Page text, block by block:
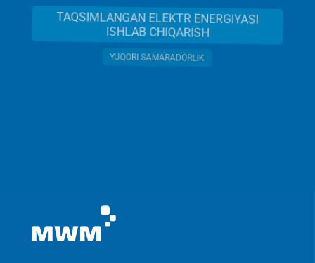
TAQSIMLANGAN ELEKTR ENERGIYASI
ISHLAB CHIQARISH
YUQORI SAMARADORLIK